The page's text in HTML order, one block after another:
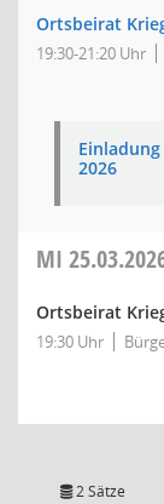
Ortsbeirat
19:30-21:20 Uhr
2026
MI
Ortsbeirat
19:30 Uhr
2 Sätze